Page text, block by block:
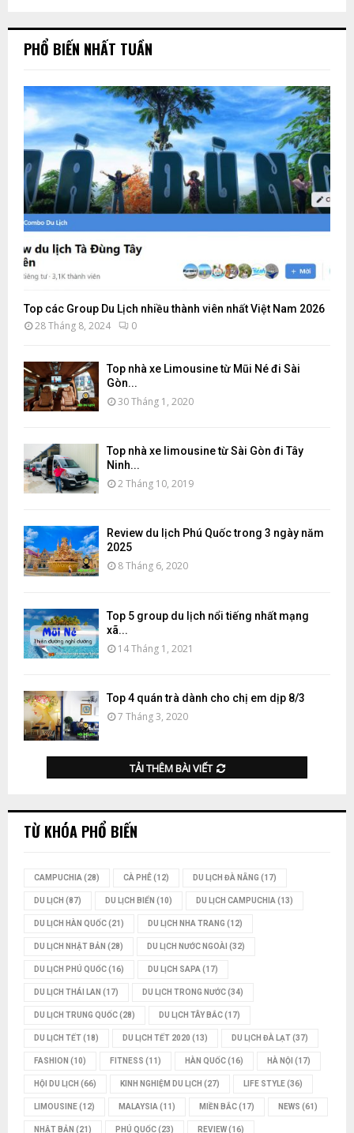
PHỔ BIẾN NHẤT TUẦN
Top các Group Du Lịch nhiều thành viên nhất Việt Nam 2026
28 Tháng 8, 2024 0
Top nhà xe Limousine từ Mũi Né đi Sài
Gòn...
30 Tháng 1, 2020
Top nhà xe limousine từ Sài Gòn đi Tây
Ninh...
2 Tháng 10, 2019
Review du lịch Phú Quốc trong 3 ngày năm
2025
8 Tháng 6, 2020
Top 5 group du lịch nổi tiếng nhất mạng
xã...
14 Tháng 1, 2021
Top 4 quán trà dành cho chị em dịp 8/3
7 Tháng 3, 2020
TẢI THÊM BÀI VIẾT
TỪ KHÓA PHỔ BIẾN
CAMPUCHIA (28) CÀ PHÊ(12) DU LỊCH ĐÀ NẴNG (17)
DU LỊCH (87) DU LỊCH BIỂN (10) DU LỊCH CAMPUCHIA (13)
DU LỊCH HÀN QUỐC(21) DU LỊCH NHA TRANG (12)
DU LỊCH NHẬT BẢN (28) DU LỊCH NƯỚC NGOÀI (32)
DU LỊCH PHÚ QUỐC(16) DU LỊCH SAPA (17)
DU LỊCH THÁI LAN (17) DU LỊCH TRONG NƯỚC(34)
DU LỊCH TRUNG QUỐC(28) DU LỊCH TÂY BẮC(17)
DU LỊCH TẾT(18) DU LỊCH TẾT 2020 (13) DU LỊCH ĐÀ LẠT(37)
FASHION (10) FITNESS (11) HÀN QUỐC(16) HÀ NỘI (17)
HỘI DU LỊCH (66) KINH NGHIỆM DU LỊCH (27) LIFE STYLE(36)
LIMOUSINE(12) MALAYSIA (11) MIỀN BẮC(17) NEWS (61)
NHẬT BẢN (21) PHÚ QUỐC(23) REVIEW(16)